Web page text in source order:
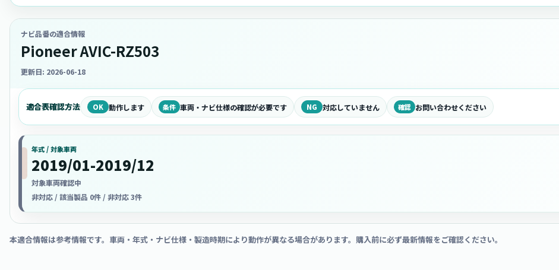
ナビ品番の適合情報
Pioneer AVIC-RZ503
更新日: 2026-06-18
適合表確認方法 OK 動作します 条件 車両・ナビ仕様の確認が必要です NG 対応していません 確認 お問い合わせください
年式 / 対象車両
2019/01-2019/12
対象車両確認中
非対応 / 該当製品 0件 / 非対応 3件
本適合情報は参考情報です。車両・年式・ナビ仕様・製造時期により動作が異なる場合があります。購入前に必ず最新情報をご確認ください。